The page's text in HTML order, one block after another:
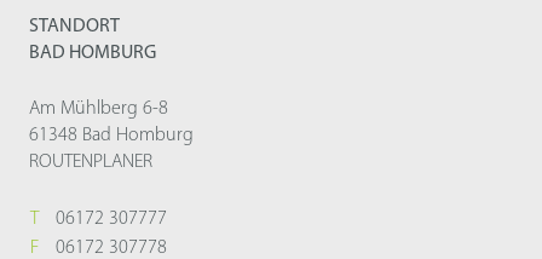
STANDORT
BAD HOMBURG
Am Mühlberg 6-8
61348 Bad Homburg
ROUTENPLANER
06172 307777
F
06172 307778